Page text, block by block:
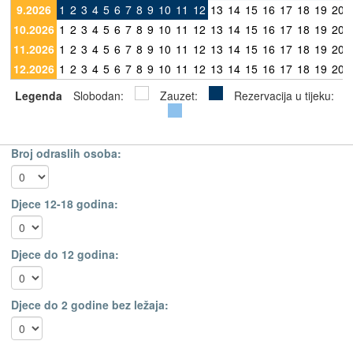
9.2026 1 2 3 4 5 6 7 8 9 10 11 12 13 14 15 16 17 18 19 20
10.2026 1 2 3 4 5 6 7 8 9 10 11 12 13 14 15 16 17 18 19 20
11.2026 1 2 3 4 5 6 7 8 9 10 11 12 13 14 15 16 17 18 19 20
12.2026 1 2 3 4 5 6 7 8 9 10 11 12 13 14 15 16 17 18 19 20
Legenda
Slobodan: Zauzet: Rezervacija u tijeku:
Broj odraslih osoba:
Djece 12-18 godina:
Djece do 12 godina:
Djece do 2 godine bez ležaja: